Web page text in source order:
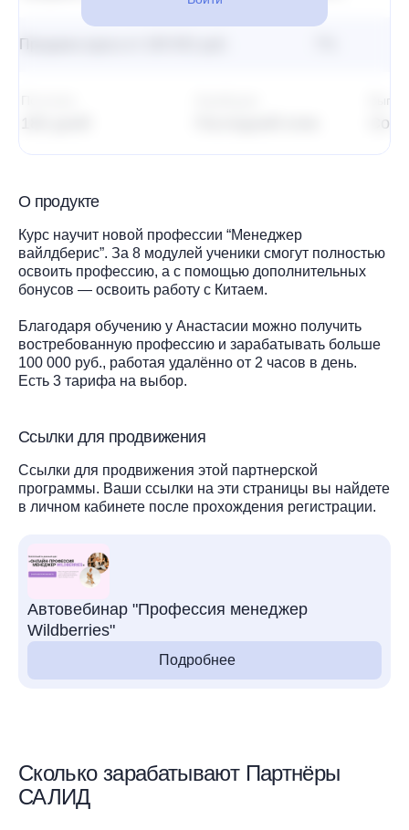
Продажа курса от 100 001 руб.
Со
О продукте
Курс научит новой профессии “Менеджер
вайлдберис”. За 8 модулей ученики смогут полностью
освоить профессию, а с помощью дополнительных
бонусов — освоить работу с Китаем.
Благодаря обучению у Анастасии можно получить
востребованную профессию и зарабатывать больше
100 000 руб., работая удалённо от 2 часов в день.
Есть 3 тарифа на выбор.
Ссылки для продвижения
Ссылки для продвижения этой партнерской
программы. Ваши ссылки на эти страницы вы найдете
в личном кабинете после прохождения регистрации.
Автовебинар "Профессия менеджер
Wildberries"
Подробнее
Сколько зарабатывают Партнёры
САЛИД